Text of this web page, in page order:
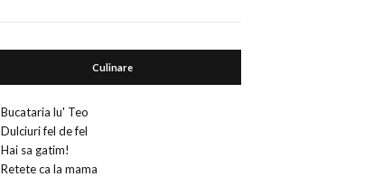
Culinare
Bucataria lu' Teo
Dulciuri fel de fel
Hai sa gatim!
Retete ca la mama